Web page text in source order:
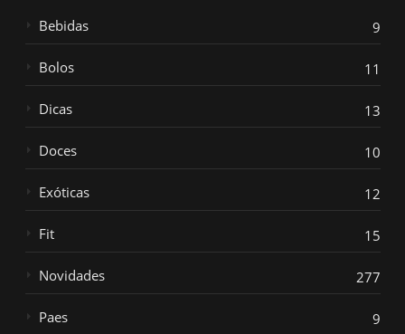
Bebidas 9
Bolos 11
Dicas 13
Doces 10
Exóticas 12
Fit 15
Novidades 277
Paes 9